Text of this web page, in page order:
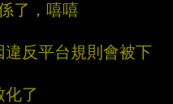
了，嘻嘻
反平台規則會被下
了